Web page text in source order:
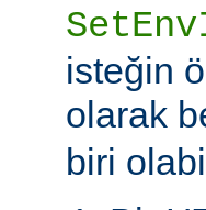
isteğin
olarak
biri